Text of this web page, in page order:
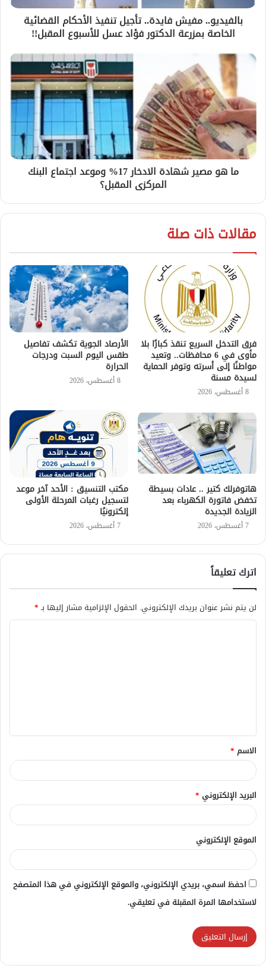
بالفيديو.. مفيش فايدة.. تأجيل تنفيذ الأحكام القضائية
الخاصة بمزرعة الدكتور فؤاد عسل للأسبوع المقبل!!
ما هو مصير شهادة الادخار 17% وموعد اجتماع البنك
المركزى المقبل؟
مقالات ذات صلة
فرق التدخل السريع تنقذ كبارًا بلا
مأوى في 6 محافظات.. وتعيد
مواطنًا إلى أسرته وتوفر الحماية
لسيدة مسنة
8 أغسطس، 2026
الأرصاد الجوية تكشف تفاصيل
طقس اليوم السبت ودرجات
الحرارة
8 أغسطس، 2026
هاتوفرلك كتير .. عادات بسيطة
تخفض فاتورة الكهرباء بعد
الزيادة الجديدة
7 أغسطس، 2026
مكتب التنسيق : الأحد آخر موعد
لتسجيل رغبات المرحلة الأولى
إلكترونيًا
7 أغسطس، 2026
اترك تعليقاً
لن يتم نشر عنوان بريدك الإلكتروني. الحقول الإلزامية مشار إليها بـ*
ق
*
الاسم *
البريد الإلكتروني *
الموقع الإلكتروني
احفظ اسمي، بريدي الإلكتروني، والموقع الإلكتروني في هذا المتصفح
لاستخدامها المرة المقبلة في تعليقي.